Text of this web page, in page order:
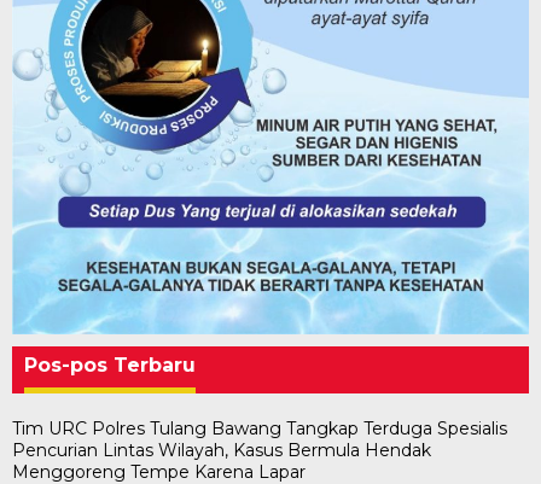
Pos-pos Terbaru
Tim URC Polres Tulang Bawang Tangkap Terduga Spesialis
Pencurian Lintas Wilayah, Kasus Bermula Hendak
Menggoreng Tempe Karena Lapar